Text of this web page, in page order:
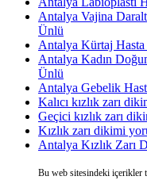
Antalya Vajina
Ünlü
Antalya Kürtaj
Antalya Kadın
Ünlü
Antalya Gebelik
Kalıcı kızlık zarı
Geçici kızlık zarı
Kızlık zarı dikimi
Antalya Kızlık Zarı
Bu web sitesindeki içerikler